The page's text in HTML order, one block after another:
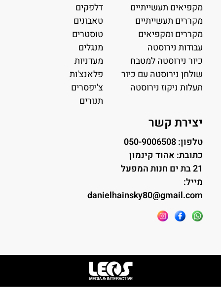
מקפיאים תעשייתיים
מקררים תעשייתיים
מקררים ומקפיאים
עבודות נירוסטה
כיור נירוסטה למטבח
שולחן נירוסטה עם כיור
תעלות ניקוז נירוסטה
דלפקים
טאבונים
טוסטרים
מנגלים
מעדניות
פלאנצ'ות
צ'יפסרים
תנורים
יצירת קשר
טלפון: 050-9006508
כתובת: אהוד קינמון
21 בת ים חנות המפעל
מייל:
danielhainsky80@gmail.com